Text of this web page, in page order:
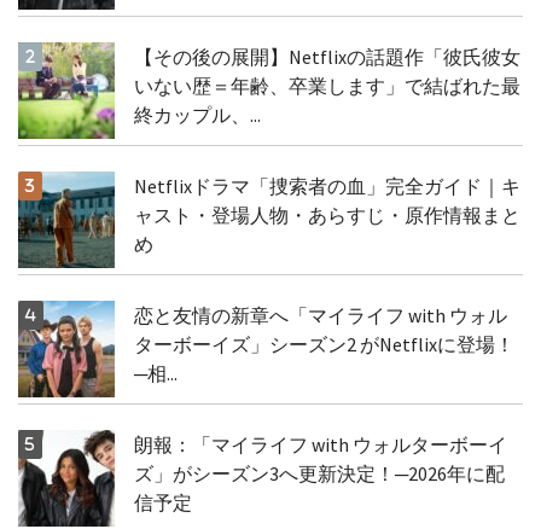
【その後の展開】Netflixの話題作「彼氏彼女
いない歴＝年齢、卒業します」で結ばれた最
終カップル、...
Netflixドラマ「捜索者の血」完全ガイド｜キ
ャスト・登場人物・あらすじ・原作情報まと
め
恋と友情の新章へ「マイライフ with ウォル
ターボーイズ」シーズン2 がNetflixに登場！
─相...
朗報：「マイライフ with ウォルターボーイ
ズ」がシーズン3へ更新決定！─2026年に配
信予定